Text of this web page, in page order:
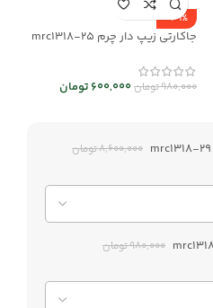
-39%
جاکارتی زیپ دار چرم mrc1318-25
980,000تومان600,000 تومان
8,600,000تومان
980,000تومان